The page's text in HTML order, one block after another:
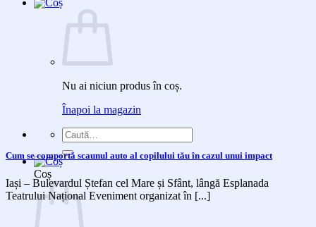
Nu ai niciun produs în coș.
Înapoi la magazin
Caută
după:
Coș
Cum se comportă scaunul auto al copilului tău în cazul unui impact
Iași – Bulevardul Ștefan cel Mare și Sfânt, lângă Esplanada
Teatrului Național Eveniment organizat în [...]